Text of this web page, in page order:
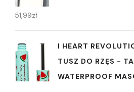
51,99zł
I HEART
TUSZ DO RZĘS -
WATERPROOF